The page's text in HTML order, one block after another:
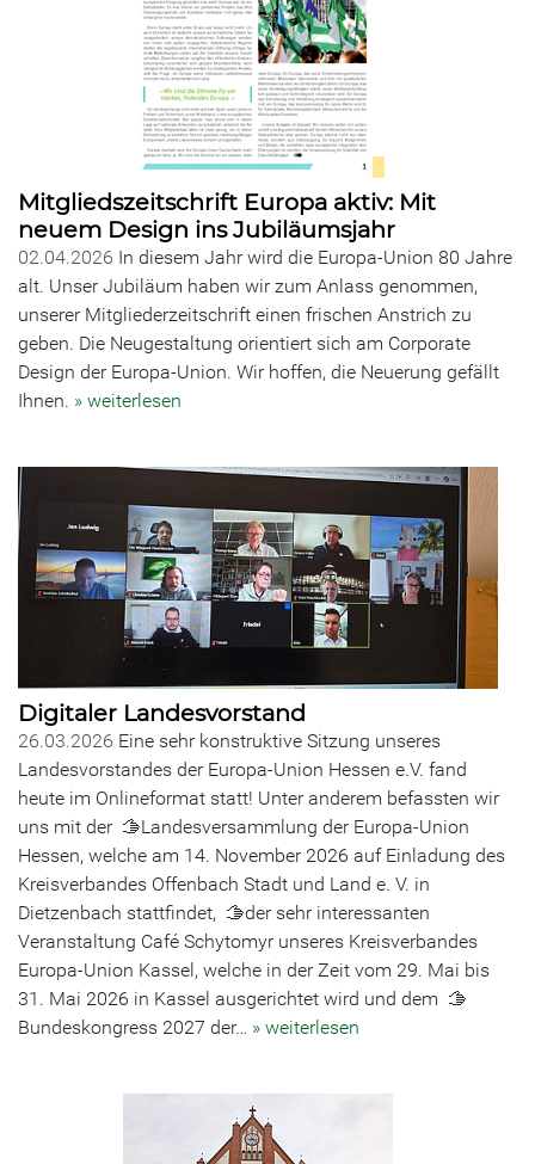
Mitgliedszeitschrift Europa aktiv: Mit
neuem Design ins Jubiläumsjahr
02.04.2026 In diesem Jahr wird die Europa-Union 80 Jahre
alt. Unser Jubiläum haben wir zum Anlass genommen,
unserer Mitgliederzeitschrift einen frischen Anstrich zu
geben. Die Neugestaltung orientiert sich am Corporate
Design der Europa-Union. Wir hoffen, die Neuerung gefällt
Ihnen. » weiterlesen
Digitaler Landesvorstand
26.03.2026 Eine sehr konstruktive Sitzung unseres
Landesvorstandes der Europa-Union Hessen e.V. fand
heute im Onlineformat statt! Unter anderem befassten wir
uns mit der 🫱Landesversammlung der Europa-Union
Hessen, welche am 14. November 2026 auf Einladung des
Kreisverbandes Offenbach Stadt und Land e. V. in
Dietzenbach stattfindet, 🫱der sehr interessanten
Veranstaltung Café Schytomyr unseres Kreisverbandes
Europa-Union Kassel, welche in der Zeit vom 29. Mai bis
31. Mai 2026 in Kassel ausgerichtet wird und dem 🫱
Bundeskongress 2027 der… » weiterlesen